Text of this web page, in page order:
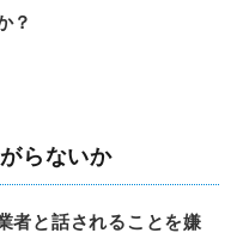
？
らないか
者と話されることを嫌